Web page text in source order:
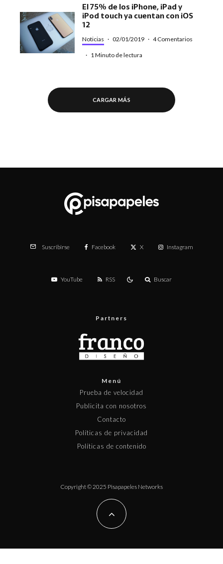
El 75% de los iPhone, iPad y
iPod touch ya cuentan con iOS
12
Noticias · 02/01/2019 · 4 Comentarios
· 1 Minuto de lectura
CARGAR MÁS
Suscribirse Facebook X Instagram
YouTube RSS Buscar
Partners
Menú
Prueba de velocidad
Publicita con nosotros
Contacto
Políticas de privacidad
Políticas de contenido
Copyright © 2025 Pisapapeles Networks